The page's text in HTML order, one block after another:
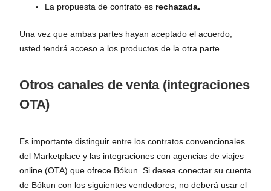
La propuesta de contrato es rechazada.
Una vez que ambas partes hayan aceptado el acuerdo,
usted tendrá acceso a los productos de la otra parte.
Otros canales de venta (integraciones
OTA)
Es importante distinguir entre los contratos convencionales
del Marketplace y las integraciones con agencias de viajes
online (OTA) que ofrece Bókun. Si desea conectar su cuenta
de Bókun con los siguientes vendedores, no deberá usar el